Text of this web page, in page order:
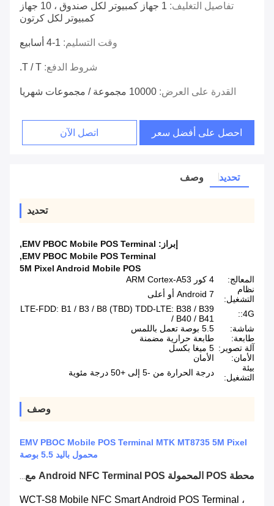
تفاصيل التغليف:
1 جهاز كمبيوتر لكل صندوق ، 10 جهاز
كمبيوتر لكل كرتون
وقت التسليم: 1-4 أسابيع
شروط الدفع: T / T.
القدرة على العرض: 10000 مجموعة / مجموعات شهريا
احصل على أفضل سعر اتصل الآن
تحديد وصف
تحديد
إبراز: EMV PBOC Mobile POS Terminal
,
EMV PBOC Mobile POS Terminal
,
5M Pixel Android Mobile POS
المعالج:
4 كور ARM Cortex-A53
نظام
التشغيل:
Android 7 أو أعلى
4G::
LTE-FDD: B1 / B3 / B8 (TBD) TDD-LTE: B38 / B39
/ B40 / B41
شاشة:
5.5 بوصة تعمل باللمس
طابعة:
طابعة حرارية مضمنة
آلة تصوير: 5 ميغا بكسل
الأمان:
الأمان
بيئة
التشغيل:
درجة الحرارة من -5 إلى +50 درجة مئوية
وصف
EMV PBOC Mobile POS Terminal MTK MT8735 5M Pixel
محمول باليد 5.5 بوصة
محطة POS المحمولة Android NFC Terminal POS مع قارئ بصمات الأصابع
WCT-S8 Mobile NFC Smart Android POS Terminal ،